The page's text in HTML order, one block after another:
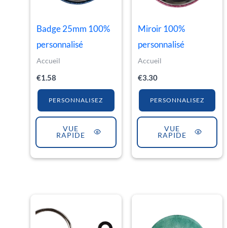
Badge 25mm 100%
personnalisé
Accueil
€1.58
PERSONNALISEZ
VUE
RAPIDE
Miroir 100%
personnalisé
Accueil
€3.30
PERSONNALISEZ
VUE
RAPIDE